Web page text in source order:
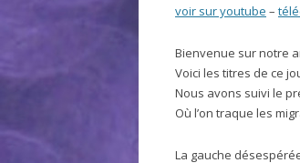
voir sur youtube –
Bienvenue sur notre
Voici les titres de ce
Nous avons suivi le
Où l’on traque les
La gauche